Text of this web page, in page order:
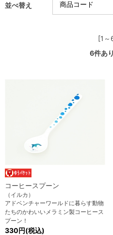
並べ替え
[1～
6件あ
コーヒースプーン
（イルカ）
アドベンチャーワールドに暮らす動物
たちのかわいいメラミン製コーヒース
プーン！
330円(税込)